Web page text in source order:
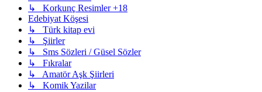
↳ Korkunç Resimler +18
Edebiyat Köşesi
↳ Türk kitap evi
↳ Şiirler
↳ Sms Sözleri / Güsel Sözler
↳ Fıkralar
↳ Amatör Aşk Şiirleri
↳ Komik Yazilar